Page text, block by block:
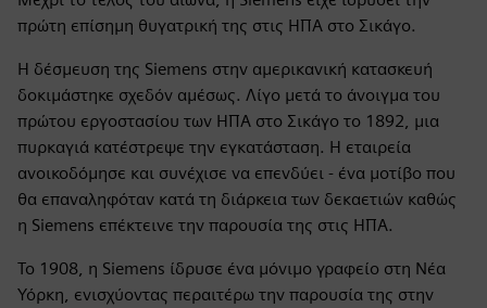
πρώτη επίσημη θυγατρική της στις ΗΠΑ στο Σικάγο.
Η δέσμευση της Siemens στην αμερικανική κατασκευή
δοκιμάστηκε σχεδόν αμέσως. Λίγο μετά το άνοιγμα του
πρώτου εργοστασίου των ΗΠΑ στο Σικάγο το 1892, μια
πυρκαγιά κατέστρεψε την εγκατάσταση. Η εταιρεία
ανοικοδόμησε και συνέχισε να επενδύει - ένα μοτίβο που
θα επαναληφόταν κατά τη διάρκεια των δεκαετιών καθώς
η Siemens επέκτεινε την παρουσία της στις ΗΠΑ.
Το 1908, η Siemens ίδρυσε ένα μόνιμο γραφείο στη Νέα
Υόρκη, ενισχύοντας περαιτέρω την παρουσία της στην